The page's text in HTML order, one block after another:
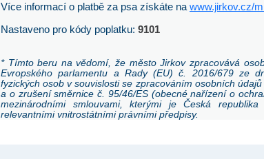
Více informací o platbě za psa získáte na www.jirkov.cz/
Nastaveno pro kódy poplatku: 9101
* Tímto beru na vědomí, že město Jirkov zpracovává
Evropského parlamentu a Rady (EU) č. 2016/679 ze
fyzických osob v souvislosti se zpracováním osobních
a o zrušení směrnice č. 95/46/ES (obecné nařízení o
mezinárodními smlouvami, kterými je Česká
relevantními vnitrostátními právními předpisy.